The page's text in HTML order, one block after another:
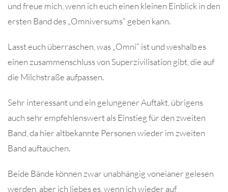
und freue mich, wenn ich euch einen kleinen Einblick in den
ersten Band des „Omniversums“ geben kann.
Lasst euch überraschen, was „Omni“ ist und weshalb es
einen zusammenschluss von Superzivilisation gibt, die auf
die Milchstraße aufpassen.
Sehr interessant und ein gelungener Auftakt, übrigens
auch sehr empfehlenswert als Einstieg für den zweiten
Band, da hier altbekannte Personen wieder im zweiten
Band auftauchen.
Beide Bände können zwar unabhängig voneianer gelesen
werden, aber ich liebes es, wenn ich wieder auf